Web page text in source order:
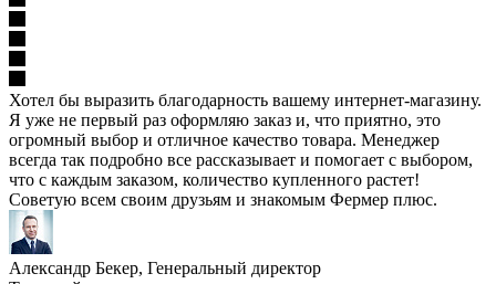
Хотел бы выразить благодарность вашему интернет-магазину.
Я уже не первый раз оформляю заказ и, что приятно, это
огромный выбор и отличное качество товара. Менеджер
всегда так подробно все рассказывает и помогает с выбором,
что с каждым заказом, количество купленного растет!
Советую всем своим друзьям и знакомым Фермер плюс.
Александр Бекер, Генеральный директор